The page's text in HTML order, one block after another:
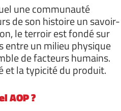
une communauté
de son histoire un savoir-
le terroir est fondé sur
entre un milieu physique
de facteurs humains.
et la typicité du produit.
AOP ?